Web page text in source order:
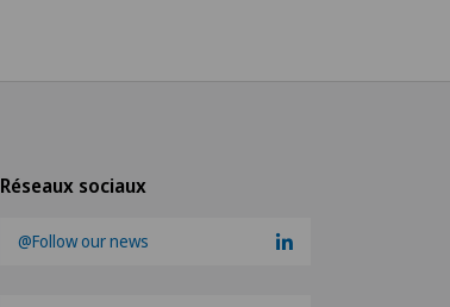
Réseaux sociaux
@Follow our news